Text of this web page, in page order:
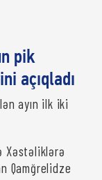
pik
açıqladı
ayın ilk iki
Xəstəliklərə
Qamğrelidze